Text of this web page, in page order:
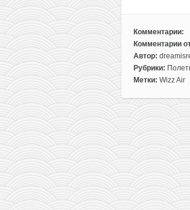
Комментарии:
Комментарии
к
записи
Wizz
10000
авиабилетов
по
Италии
за
весны
2021!)
Автор:
Рубрики:
Метки: Wizz Air